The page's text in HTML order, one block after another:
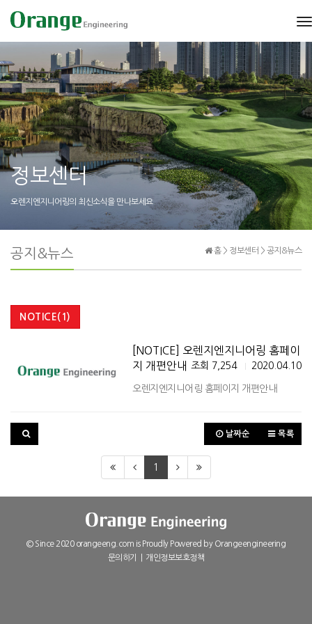
정보센터
오렌지엔지니어링의 최신소식을 만나보세요
홈 > 정보센터 > 공지&뉴스
공지&뉴스
NOTICE(1)
[NOTICE] 오렌지엔지니어링 홈페이
지 개편안내 조회 7,254 2020.04.10
오렌지엔지니어링 홈페이지 개편안내
날짜순 목록
1
© Since 2020 orangeeng.com is Proudly Powered by Orangeengineering
문의하기
개인정보보호정책